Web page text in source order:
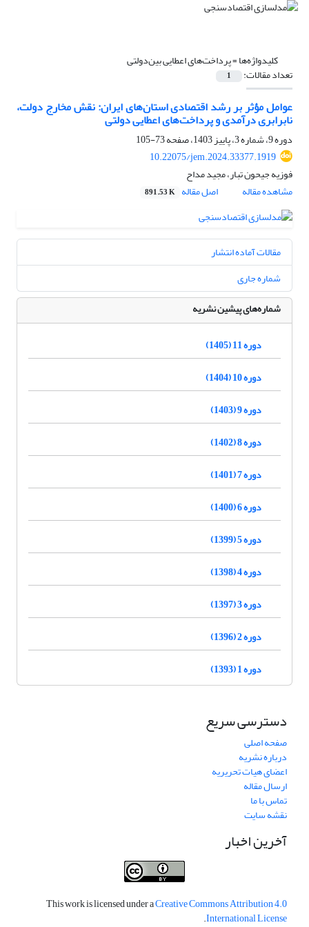
کلیدواژه‌ها =پرداخت‌های اعطایی بین‌دولتی
تعداد مقالات: 1
عوامل مؤثر بر رشد اقتصادی استان‌های ایران: نقش مخارج دولت،
نابرابری درآمدی و پرداخت‌های اعطایی دولتی
دوره 9، شماره 3، پاییز 1403، صفحه
73-105
10.22075/jem.2024.33377.1919
فوزیه جیحون تبار، مجید مداح
مشاهده مقاله
اصل مقاله 891.53 K
مقالات آماده انتشار
شماره جاری
شماره‌های پیشین نشریه
دوره 11 (1405)
دوره 10 (1404)
دوره 9 (1403)
دوره 8 (1402)
دوره 7 (1401)
دوره 6 (1400)
دوره 5 (1399)
دوره 4 (1398)
دوره 3 (1397)
دوره 2 (1396)
دوره 1 (1393)
دسترسی سریع
صفحه اصلی
درباره نشریه
اعضای هیات تحریریه
ارسال مقاله
تماس با ما
نقشه سایت
آخرین اخبار
This work is licensed under aCreative Commons Attribution 4.0
International License
.